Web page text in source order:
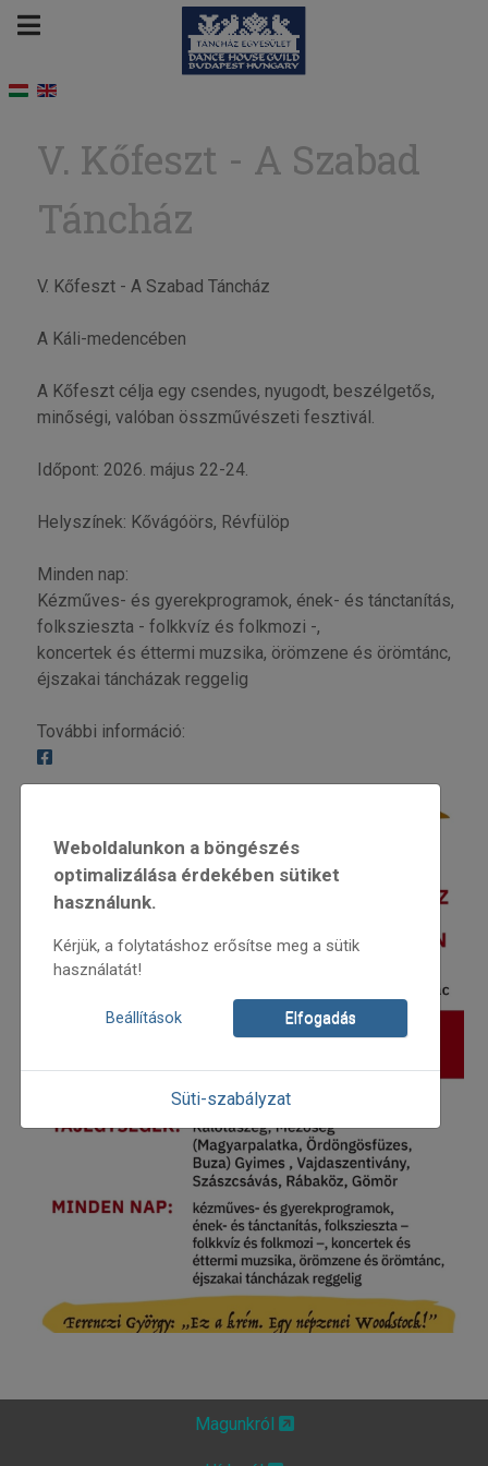
V. Kőfeszt - A Szabad
Táncház
V. Kőfeszt - A Szabad Táncház
A Káli-medencében
A Kőfeszt célja egy csendes, nyugodt, beszélgetős,
minőségi, valóban összművészeti fesztivál.
Időpont: 2026. május 22-24.
Helyszínek: Kővágóörs, Révfülöp
Minden nap:
Kézműves- és gyerekprogramok, ének- és tánctanítás,
folkszieszta - folkkvíz és folkmozi -,
koncertek és éttermi muzsika, örömzene és örömtánc,
éjszakai táncházak reggelig
További információ:
Weboldalunkon a böngészés
optimalizálása érdekében sütiket
használunk.
Kérjük, a folytatáshoz erősítse meg a sütik
használatát!
Beállítások Elfogadás
Süti-szabályzat
Magunkról